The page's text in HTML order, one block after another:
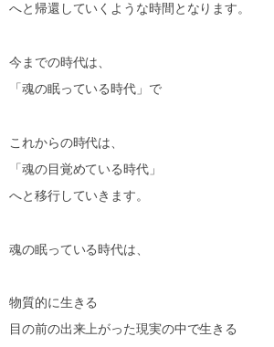
へと帰還していくような時間となります。
今までの時代は、
「魂の眠っている時代」で
これからの時代は、
「魂の目覚めている時代」
へと移行していきます。
魂の眠っている時代は、
物質的に生きる
目の前の出来上がった現実の中で生きる